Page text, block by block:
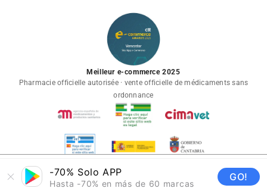
-70% Solo APP
Hasta -70% en más de 60 marcas
GO!
€12,54€16,90 AJOUTER AU PANIER
Meilleur e-commerce 2025
Pharmacie officielle autorisée · vente officielle de médicaments sans
ordonnance